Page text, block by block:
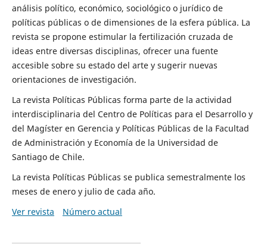
análisis político, económico, sociológico o jurídico de
políticas públicas o de dimensiones de la esfera pública. La
revista se propone estimular la fertilización cruzada de
ideas entre diversas disciplinas, ofrecer una fuente
accesible sobre su estado del arte y sugerir nuevas
orientaciones de investigación.
La revista Políticas Públicas forma parte de la actividad
interdisciplinaria del Centro de Políticas para el Desarrollo y
del Magíster en Gerencia y Políticas Públicas de la Facultad
de Administración y Economía de la Universidad de
Santiago de Chile.
La revista Políticas Públicas se publica semestralmente los
meses de enero y julio de cada año.
Ver revista
Número actual